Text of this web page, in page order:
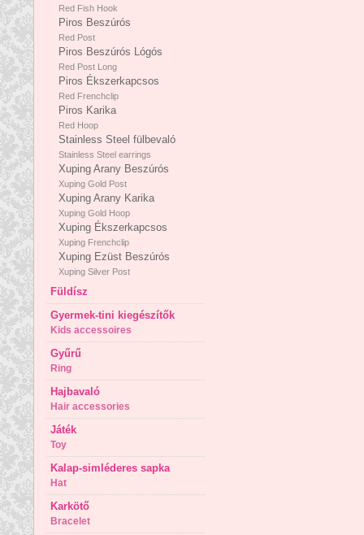
Red Fish Hook
Piros Beszúrós
Red Post
Piros Beszúrós Lógós
Red Post Long
Piros Ékszerkapcsos
Red Frenchclip
Piros Karika
Red Hoop
Stainless Steel fülbevaló
Stainless Steel earrings
Xuping Arany Beszúrós
Xuping Gold Post
Xuping Arany Karika
Xuping Gold Hoop
Xuping Ékszerkapcsos
Xuping Frenchclip
Xuping Ezüst Beszúrós
Xuping Silver Post
Füldísz
Gyermek-tini kiegészítők
Kids accessoires
Gyűrű
Ring
Hajbavaló
Hair accessories
Játék
Toy
Kalap-simléderes sapka
Hat
Karkötő
Bracelet